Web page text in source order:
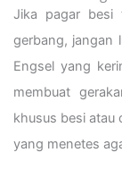
Jika pagar besi
gerbang, jangan
Engsel yang
membuat
khusus besi atau
yang menetes